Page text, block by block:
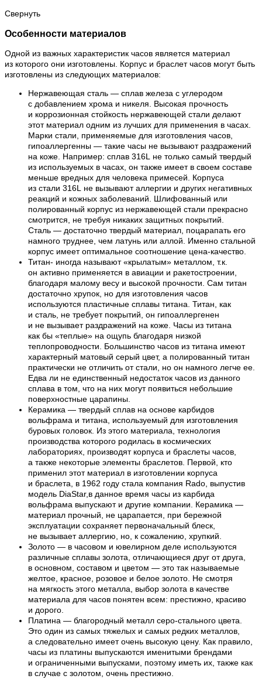
Свернуть
Особенности материалов
Одной из важных характеристик часов является материал
из которого они изготовлены. Корпус и браслет часов могут быть
изготовлены из следующих материалов:
Нержавеющая сталь — сплав железа с углеродом
с добавлением хрома и никеля. Высокая прочность
и коррозионная стойкость нержавеющей стали делают
этот материал одним из лучших для применения в часах.
Марки стали, применяемые для изготовления часов,
гипоаллергенны — такие часы не вызывают раздражений
на коже. Например: сплав 316L не только самый твердый
из используемых в часах, он также имеет в своем составе
меньше вредных для человека примесей. Корпуса
из стали 316L не вызывают аллергии и других негативных
реакций и кожных заболеваний. Шлифованный или
полированный корпус из нержавеющей стали прекрасно
смотрится, не требуя никаких защитных покрытий.
Сталь — достаточно твердый материал, поцарапать его
намного труднее, чем латунь или аллой. Именно стальной
корпус имеет оптимальное соотношение цена-качество.
Титан- иногда называют «крылатым» металлом, т.к.
он активно применяется в авиации и ракетостроении,
благодаря малому весу и высокой прочности. Сам титан
достаточно хрупок, но для изготовления часов
используются пластичные сплавы титана. Титан, как
и сталь, не требует покрытий, он гипоаллергенен
и не вызывает раздражений на коже. Часы из титана
как бы «теплые» на ощупь благодаря низкой
теплопроводности. Большинство часов из титана имеют
характерный матовый серый цвет, а полированный титан
практически не отличить от стали, но он намного легче ее.
Едва ли не единственный недостаток часов из данного
сплава в том, что на них могут появиться небольшие
поверхностные царапины.
Керамика — твердый сплав на основе карбидов
вольфрама и титана, используемый для изготовления
буровых головок. Из этого материала, технология
производства которого родилась в космических
лабораториях, производят корпуса и браслеты часов,
а также некоторые элементы браслетов. Первой, кто
применил этот материал в изготовлении корпуса
и браслета, в 1962 году стала компания Rado, выпустив
модель DiaStar,в данное время часы из карбида
вольфрама выпускают и другие компании. Керамика —
материал прочный, не царапается, при бережной
эксплуатации сохраняет первоначальный блеск,
не вызывает аллергию, но, к сожалению, хрупкий.
Золото — в часовом и ювелирном деле используются
различные сплавы золота, отличающиеся друг от друга,
в основном, составом и цветом — это так называемые
желтое, красное, розовое и белое золото. Не смотря
на мягкость этого металла, выбор золота в качестве
материала для часов понятен всем: престижно, красиво
и дорого.
Платина — благородный металл серо-стального цвета.
Это один из самых тяжелых и самых редких металлов,
а следовательно имеет очень высокую цену. Как правило,
часы из платины выпускаются именитыми брендами
и ограниченными выпусками, поэтому иметь их, также как
в случае с золотом, очень престижно.